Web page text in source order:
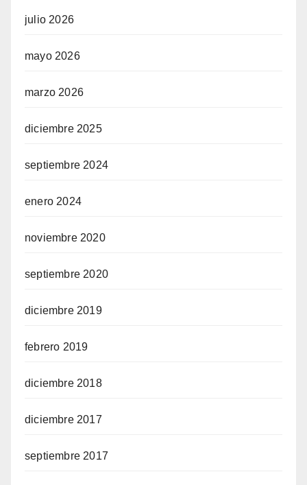
julio 2026
mayo 2026
marzo 2026
diciembre 2025
septiembre 2024
enero 2024
noviembre 2020
septiembre 2020
diciembre 2019
febrero 2019
diciembre 2018
diciembre 2017
septiembre 2017